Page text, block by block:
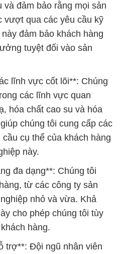
đảm bảo rằng mọi sản
vượt qua các yêu cầu kỹ
đảm bảo khách hàng
tuyệt đối vào sản
lĩnh vực cốt lõi**: Chúng
các lĩnh vực quan
hóa chất cao su và hóa
chúng tôi cung cấp các
cụ thể của khách hàng
này.
đa dạng**: Chúng tôi
từ các công ty sản
nhỏ và vừa. Khả
cho phép chúng tôi tùy
hàng.
trợ**: Đội ngũ nhân viên